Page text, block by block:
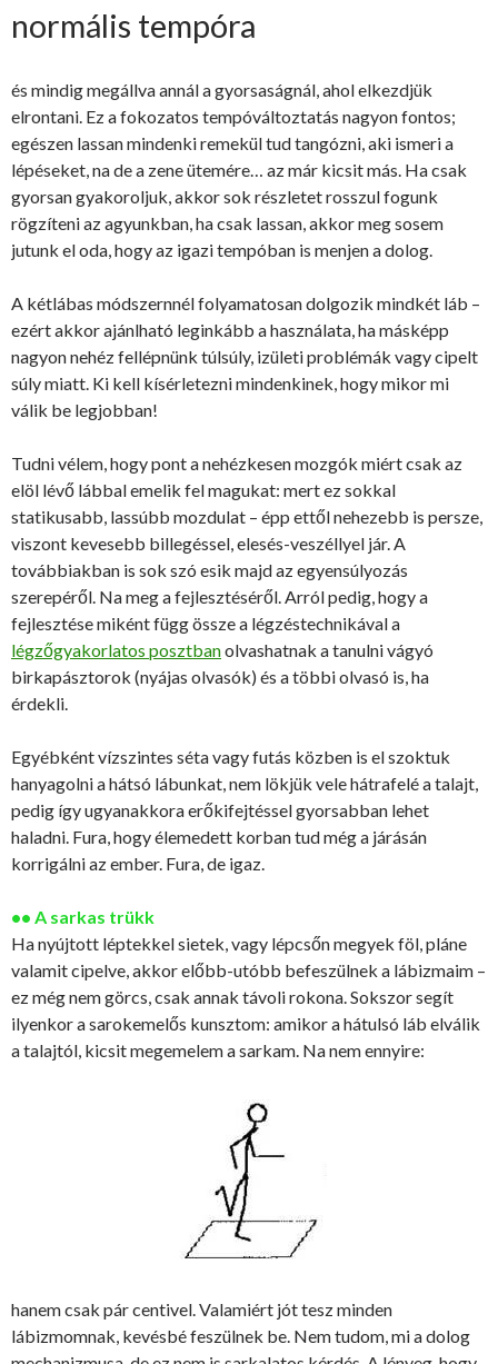
normális tempóra
és mindig megállva annál a gyorsaságnál, ahol elkezdjük
elrontani. Ez a fokozatos tempóváltoztatás nagyon fontos;
egészen lassan mindenki remekül tud tangózni, aki ismeri a
lépéseket, na de a zene ütemére… az már kicsit más. Ha csak
gyorsan gyakoroljuk, akkor sok részletet rosszul fogunk
rögzíteni az agyunkban, ha csak lassan, akkor meg sosem
jutunk el oda, hogy az igazi tempóban is menjen a dolog.
A kétlábas módszernnél folyamatosan dolgozik mindkét láb –
ezért akkor ajánlható leginkább a használata, ha másképp
nagyon nehéz fellépnünk túlsúly, izületi problémák vagy cipelt
súly miatt. Ki kell kísérletezni mindenkinek, hogy mikor mi
válik be legjobban!
Tudni vélem, hogy pont a nehézkesen mozgók miért csak az
elöl lévő lábbal emelik fel magukat: mert ez sokkal
statikusabb, lassúbb mozdulat – épp ettől nehezebb is persze,
viszont kevesebb billegéssel, elesés-veszéllyel jár. A
továbbiakban is sok szó esik majd az egyensúlyozás
szerepéről. Na meg a fejlesztéséről. Arról pedig, hogy a
fejlesztése miként függ össze a légzéstechnikával a
légzőgyakorlatos posztbanolvashatnak a tanulni vágyó
birkapásztorok (nyájas olvasók) és a többi olvasó is, ha
érdekli.
Egyébként vízszintes séta vagy futás közben is el szoktuk
hanyagolni a hátsó lábunkat, nem lökjük vele hátrafelé a talajt,
pedig így ugyanakkora erőkifejtéssel gyorsabban lehet
haladni. Fura, hogy élemedett korban tud még a járásán
korrigálni az ember. Fura, de igaz.
•• A sarkas trükk
Ha nyújtott léptekkel sietek, vagy lépcsőn megyek föl, pláne
valamit cipelve, akkor előbb-utóbb befeszülnek a lábizmaim –
ez még nem görcs, csak annak távoli rokona. Sokszor segít
ilyenkor a sarokemelős kunsztom: amikor a hátulsó láb elválik
a talajtól, kicsit megemelem a sarkam. Na nem ennyire:
hanem csak pár centivel. Valamiért jót tesz minden
lábizmomnak, kevésbé feszülnek be. Nem tudom, mi a dolog